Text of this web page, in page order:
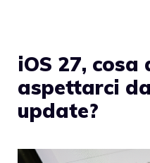
iOS 27,
aspettarci
update?